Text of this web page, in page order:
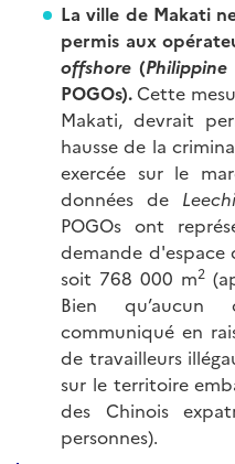
La ville de Makati
permis aux
offshore (
POGOs). Cette
Makati, devrait
hausse de la
exercée sur le
données de
POGOs ont
demande d'espace
soit 768 000 m2
Bien
communiqué en
de travailleurs
sur le territoire
des Chinois
personnes).